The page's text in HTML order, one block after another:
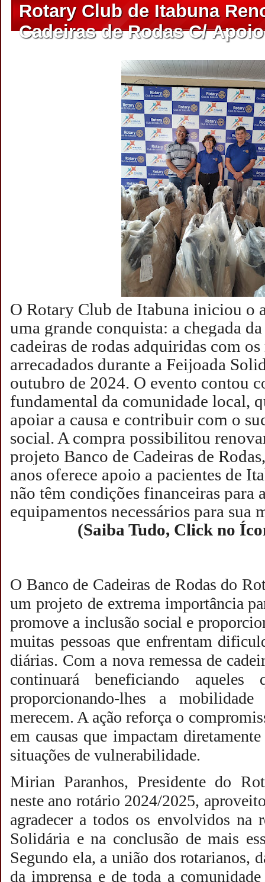
Rotary Club de Itabuna
Cadeiras de Rodas C/
O Rotary Club de Itabuna iniciou o
uma grande conquista: a chegada
cadeiras de rodas adquiridas com os
arrecadados durante a Feijoada
outubro de 2024. O evento contou
fundamental da comunidade local,
apoiar a causa e contribuir com o
social. A compra possibilitou
projeto Banco de Cadeiras de
anos oferece apoio a pacientes de
não têm condições financeiras para
equipamentos necessários para sua
(Saiba Tudo, Click no
O Banco de Cadeiras de Rodas do
um projeto de extrema importância
promove a inclusão social e
muitas pessoas que enfrentam
diárias. Com a nova remessa de
continuará beneficiando aqueles
proporcionando-lhes a
merecem. A ação reforça o
em causas que impactam
situações de vulnerabilidade.
Mirian Paranhos, Presidente do
neste ano rotário 2024/2025,
agradecer a todos os envolvidos na
Solidária e na conclusão de mais
Segundo ela, a união dos rotarianos,
da imprensa e de toda a